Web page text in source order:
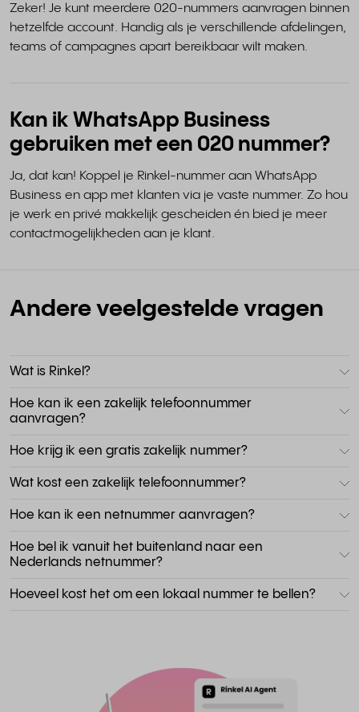
Zeker! Je kunt meerdere 020-nummers aanvragen binnen
hetzelfde account. Handig als je verschillende afdelingen,
teams of campagnes apart bereikbaar wilt maken.
Kan ik WhatsApp Business
gebruiken met een 020 nummer?
Ja, dat kan! Koppel je Rinkel-nummer aan WhatsApp
Business en app met klanten via je vaste nummer. Zo hou
je werk en privé makkelijk gescheiden én bied je meer
contactmogelijkheden aan je klant.
Andere veelgestelde vragen
Wat is Rinkel?
Hoe kan ik een zakelijk telefoonnummer
aanvragen?
Hoe krijg ik een gratis zakelijk nummer?
Wat kost een zakelijk telefoonnummer?
Hoe kan ik een netnummer aanvragen?
Hoe bel ik vanuit het buitenland naar een
Nederlands netnummer?
Hoeveel kost het om een lokaal nummer te bellen?